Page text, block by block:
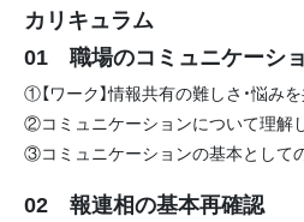
カリキュラム
01 職場のコミュニケーシ
①【ワーク】情報共有の難しさ・悩み
②コミュニケーションについて理解
③コミュニケーションの基本としての
02 報連相の基本再確認